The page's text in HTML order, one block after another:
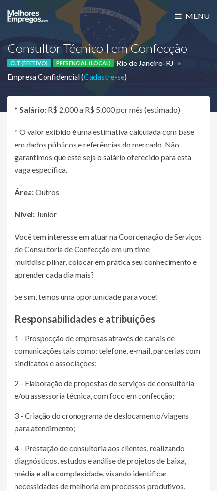
MENU
Consultor Técnico I em Confecção
CLT (EFETIVO) PRESENCIAL (LOCAL)
Rio de Janeiro-RJ
Empresa Confidencial (Cadastre-se)
* Salário: R$ 2.000 a R$ 5.000 por mês (estimado)
* O valor exibido é uma estimativa calculada com base
em dados públicos e referências do mercado. Não
garantimos que este seja o salário oferecido para esta
vaga específica.
Área:Outros
Nível: Junior
Você tem interesse em atuar na Coordenação de Serviços
de Consultoria de Confecção em um time
multidisciplinar, colocar em prática seu conhecimento e
aprender cada dia mais?
Se sim, temos uma oportunidade para você!
Responsabilidades e atribuições
1 - Prospecção de empresas através de canais de
comunicações tais como: telefone, e-mail, parcerias com
sindicatos e associações;
2 - Elaboração de propostas de serviços de consultoria
e/ou assessoria técnica, com foco em confecção;
3 - Criação do cronograma de deslocamento/viagens
para atendimento;
4 - Prestação de consultoria aos clientes, realizando
diagnósticos, estudos e análise de projetos de baixa,
média e alta complexidade, visando identificar
necessidades de melhoria em processos produtivos,